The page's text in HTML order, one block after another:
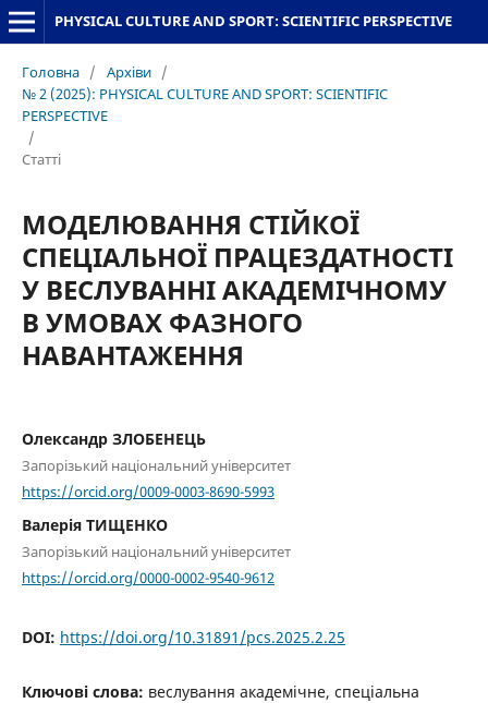
PHYSICAL CULTURE AND SPORT: SCIENTIFIC PERSPECTIVE
Головна / Архіви /
№ 2 (2025): PHYSICAL CULTURE AND SPORT: SCIENTIFIC
PERSPECTIVE
/
Статті
МОДЕЛЮВАННЯ СТІЙКОЇ
СПЕЦІАЛЬНОЇ ПРАЦЕЗДАТНОСТІ
У ВЕСЛУВАННІ АКАДЕМІЧНОМУ
В УМОВАХ ФАЗНОГО
НАВАНТАЖЕННЯ
Олександр ЗЛОБЕНЕЦЬ
Запорізький національний університет
https://orcid.org/0009-0003-8690-5993
Валерія ТИЩЕНКО
Запорізький національний університет
https://orcid.org/0000-0002-9540-9612
DOI: https://doi.org/10.31891/pcs.2025.2.25
Ключові слова: веслування академічне, спеціальна